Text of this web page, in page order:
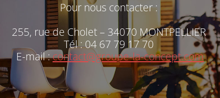
Pour nous contacter :
255, rue de Cholet – 34070 MONTPELLIER
Tél : 04 67 79 17 70
E-mail :contact@groupe-la-concept.com